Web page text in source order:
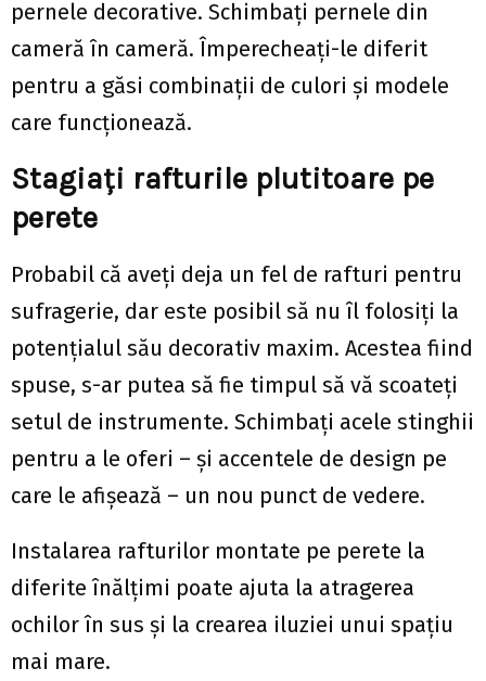
pernele decorative. Schimbați pernele din
cameră în cameră. Împerecheați-le diferit
pentru a găsi combinații de culori și modele
care funcționează.
Stagiați rafturile plutitoare pe
perete
Probabil că aveți deja un fel de rafturi pentru
sufragerie, dar este posibil să nu îl folosiți la
potențialul său decorativ maxim. Acestea fiind
spuse, s-ar putea să fie timpul să vă scoateți
setul de instrumente. Schimbați acele stinghii
pentru a le oferi – și accentele de design pe
care le afișează – un nou punct de vedere.
Instalarea rafturilor montate pe perete la
diferite înălțimi poate ajuta la atragerea
ochilor în sus și la crearea iluziei unui spațiu
mai mare.